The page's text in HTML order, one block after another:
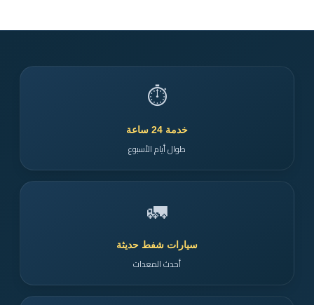
⏱️
خدمة 24 ساعة
طوال أيام الأسبوع
🚛
سيارات شفط حديثة
أحدث المعدات